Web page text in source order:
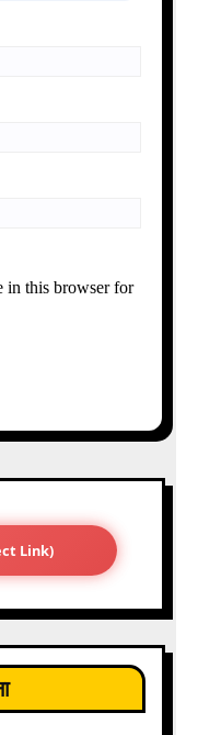
in this browser for
Link)